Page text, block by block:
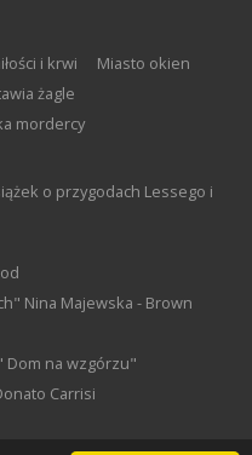
i krwi
Miasto okien
żagle
mordercy
Nina Majewska - Brown
Dom na wzgórzu"
Carrisi